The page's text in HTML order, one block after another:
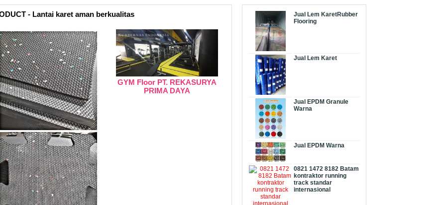
- Lantai karet aman berkualitas
GYM Floor PT. REKASURYA
PRIMA DAYA
Jual Lem KaretRubber
Flooring
Jual Lem Karet
Jual EPDM Granule
Warna
Jual EPDM Warna
0821 1472 8182 Batam
kontraktor running
track standar
internasional